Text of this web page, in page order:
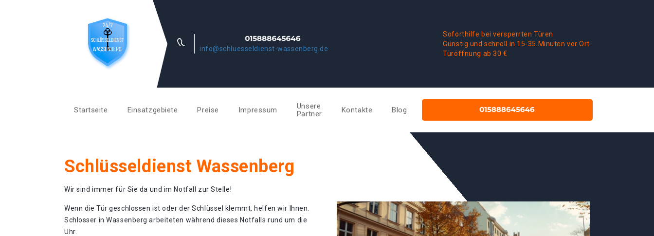
info@schluesseldienst-wassenberg.de
Soforthilfe bei versperrten Türen
Günstig und schnell in 15-35 Minuten vor Ort
Türöffnung ab 30 €
Startseite Einsatzgebiete Preise Impressum
Unsere
Partner
Kontakte Blog
Schlüsseldienst Wassenberg
Wir sind immer für Sie da und im Notfall zur Stelle!
Wenn die Tür geschlossen ist oder der Schlüssel klemmt, helfen wir Ihnen.
Schlosser in Wassenberg arbeiteten während dieses Notfalls rund um die
Uhr.